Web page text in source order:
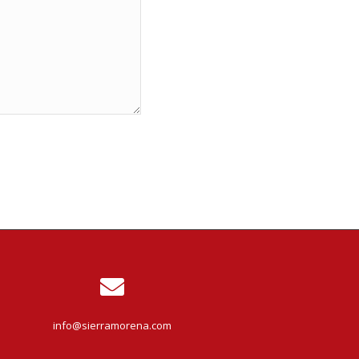
info@sierramorena.com